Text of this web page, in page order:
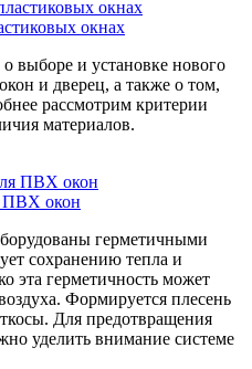
окнах
выборе и установке нового
и дверец, а также о том,
рассмотрим критерии
материалов.
ПВХ окон
герметичными
сохранению тепла и
эта герметичность может
Формируется плесень
Для предотвращения
уделить внимание системе